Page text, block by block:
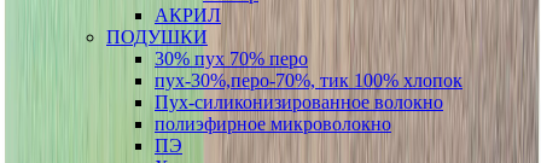
АКРИЛ
ПОДУШКИ
30% пух 70% перо
пух-30%,перо-70%, тик 100% хлопок
Пух-силиконизированное волокно
полиэфирное микроволокно
ПЭ